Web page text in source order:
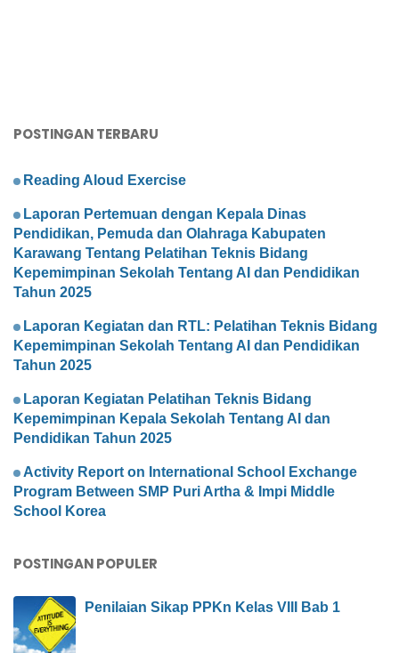
POSTINGAN TERBARU
Reading Aloud Exercise
Laporan Pertemuan dengan Kepala Dinas
Pendidikan, Pemuda dan Olahraga Kabupaten
Karawang Tentang Pelatihan Teknis Bidang
Kepemimpinan Sekolah Tentang AI dan Pendidikan
Tahun 2025
Laporan Kegiatan dan RTL: Pelatihan Teknis Bidang
Kepemimpinan Sekolah Tentang AI dan Pendidikan
Tahun 2025
Laporan Kegiatan Pelatihan Teknis Bidang
Kepemimpinan Kepala Sekolah Tentang AI dan
Pendidikan Tahun 2025
Activity Report on International School Exchange
Program Between SMP Puri Artha & Impi Middle
School Korea
POSTINGAN POPULER
Penilaian Sikap PPKn Kelas VIII Bab 1